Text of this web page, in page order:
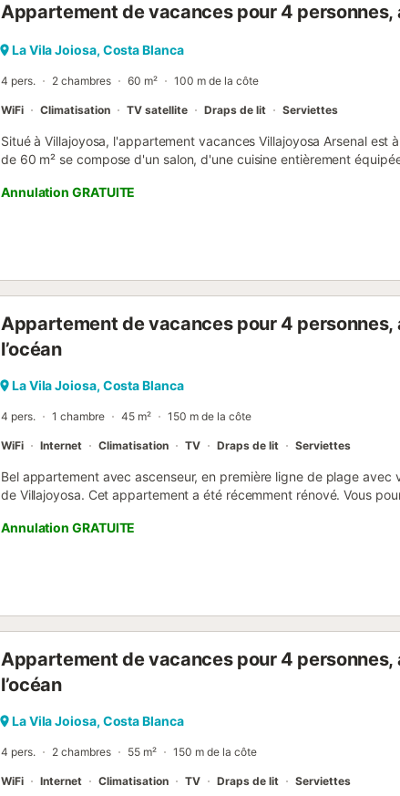
Appartement de vacances pour 4 personnes,
La Vila Joiosa, Costa Blanca
4 pers. 2 chambres 60 m² 100 m de la côte
WiFi Climatisation TV satellite Draps de lit Serviettes
Situé à Villajoyosa, l'appartement vacances Villajoyosa Arsenal est
de 60 m² se compose d'un salon, d'une cuisine entièrement
(adapté aux appels vidéo), la climatisation ainsi qu'une machine à
dispose également d'un balcon privé où vous pourrez vous
accessibles à pied. Les animaux domestiques ne sont pas
Annulation GRATUITE
Appartement de vacances pour 4 personnes,
l’océan
La Vila Joiosa, Costa Blanca
4 pers. 1 chambre 45 m² 150 m de la côte
WiFi Internet Climatisation TV Draps de lit Serviettes
Bel appartement avec ascenseur, en première ligne de plage avec
de Villajoyosa. Cet appartement a été récemment rénové. Vous
une atmosphère détendue et calme. C'est un appartement idéal
(non inclus) dans la zone de stationnement bleue de la rue, et
Annulation GRATUITE
Appartement de vacances pour 4 personnes,
l’océan
La Vila Joiosa, Costa Blanca
4 pers. 2 chambres 55 m² 150 m de la côte
WiFi Internet Climatisation TV Draps de lit Serviettes